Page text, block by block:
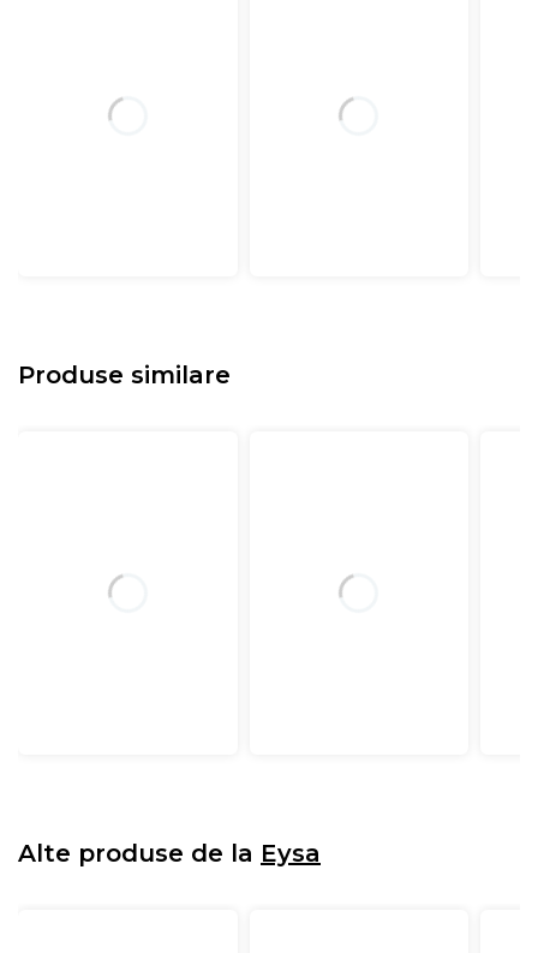
Produse similare
Alte produse de la Eysa